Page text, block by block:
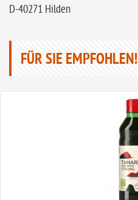
D-40271 Hilden
FÜR SIE EMPFOHLEN!